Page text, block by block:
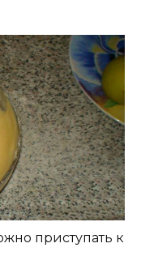
приступать к